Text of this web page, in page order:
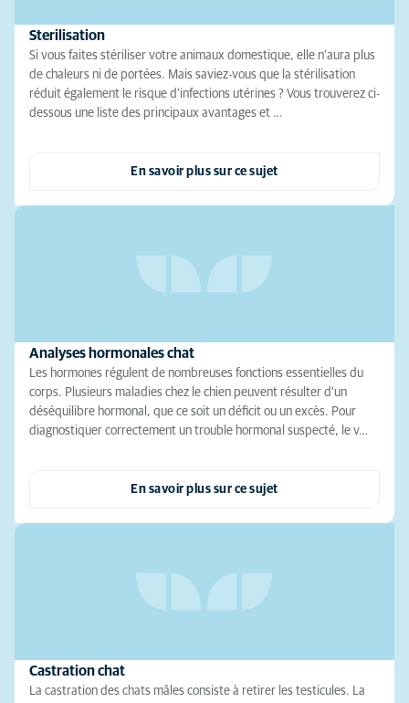
Sterilisation
Si vous faites stériliser votre animaux domestique, elle n’aura plus
de chaleurs ni de portées. Mais saviez-vous que la stérilisation
réduit également le risque d’infections utérines ? Vous trouverez ci-
dessous une liste des principaux avantages et …
En savoir plus sur ce sujet
Analyses hormonales chat
Les hormones régulent de nombreuses fonctions essentielles du
corps. Plusieurs maladies chez le chien peuvent résulter d'un
déséquilibre hormonal, que ce soit un déficit ou un excès. Pour
diagnostiquer correctement un trouble hormonal suspecté, le v…
En savoir plus sur ce sujet
Castration chat
La castration des chats mâles consiste à retirer les testicules. La